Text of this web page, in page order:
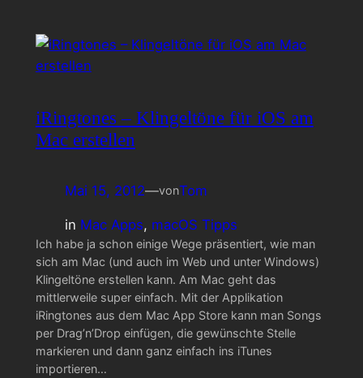
iRingtones – Klingeltöne für iOS am
Mac erstellen
Mai 15, 2012—vonTom
in Mac Apps, macOS Tipps
Ich habe ja schon einige Wege präsentiert, wie man
sich am Mac (und auch im Web und unter Windows)
Klingeltöne erstellen kann. Am Mac geht das
mittlerweile super einfach. Mit der Applikation
iRingtones aus dem Mac App Store kann man Songs
per Drag’n’Drop einfügen, die gewünschte Stelle
markieren und dann ganz einfach ins iTunes
importieren…